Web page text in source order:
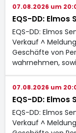
07.08.2026 um
EQS-DD:
EQS-DD: Elmos
Verkauf ^
Geschäfte von
wahrnehmen,
07.08.2026 um
EQS-DD:
EQS-DD: Elmos
Verkauf ^